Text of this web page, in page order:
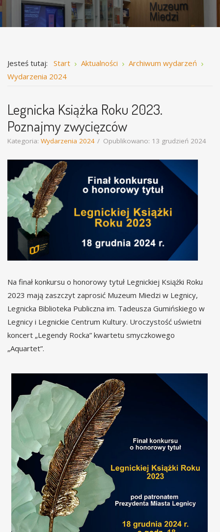
Jesteś tutaj: Start Aktualności
Archiwum wydarzeń
Wydarzenia 2024
Legnicka Książka Roku 2023.
Poznajmy zwycięzców
Kategoria: Wydarzenia 2024 Opublikowano: 13 grudzień 2024
Na finał konkursu o honorowy tytuł Legnickiej Książki Roku
2023 mają zaszczyt zaprosić Muzeum Miedzi w Legnicy,
Legnicka Biblioteka Publiczna im. Tadeusza Gumińskiego w
Legnicy i Legnickie Centrum Kultury. Uroczystość uświetni
koncert „Legendy Rocka” kwartetu smyczkowego
„Aquartet”.